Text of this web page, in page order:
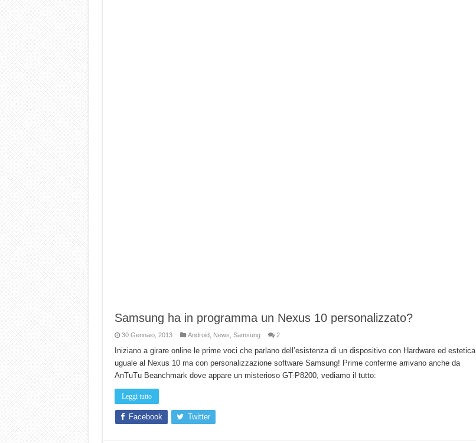
Samsung ha in programma un Nexus 10 personalizzato?
30 Gennaio, 2013 Android News Samsung 2
Iniziano a girare online le prime voci che parlano dell’esistenza di un dispositivo con Hardware ed estetica
uguale al Nexus 10 ma con personalizzazione software Samsung! Prime conferme arrivano anche da
AnTuTu Beanchmark dove appare un misterioso GT-P8200, vediamo il tutto:
Leggi tutto
Facebook Twitter